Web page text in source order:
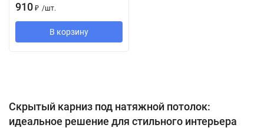
910 ₽ /шт.
В корзину
Скрытый карниз под натяжной потолок:
идеальное решение для стильного интерьера